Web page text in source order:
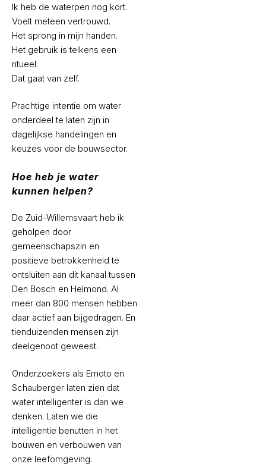
Ik heb de waterpen nog kort.
Voelt meteen vertrouwd.
Het sprong in mijn handen.
Het gebruik is telkens een
ritueel.
Dat gaat van zelf.
Prachtige intentie om water
onderdeel te laten zijn in
dagelijkse handelingen en
keuzes voor de bouwsector.
Hoe heb je water
kunnen helpen?
De Zuid-Willemsvaart heb ik
geholpen door
gemeenschapszin en
positieve betrokkenheid te
ontsluiten aan dit kanaal tussen
Den Bosch en Helmond. Al
meer dan 800 mensen hebben
daar actief aan bijgedragen. En
tienduizenden mensen zijn
deelgenoot geweest.
Onderzoekers als Emoto en
Schauberger laten zien dat
water intelligenter is dan we
denken. Laten we die
intelligentie benutten in het
bouwen en verbouwen van
onze leefomgeving.